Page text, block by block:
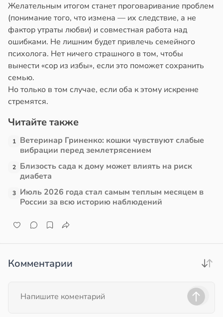
Желательным итогом станет проговаривание проблем
(понимание того, что измена — их следствие, а не
фактор утраты любви) и совместная работа над
ошибками. Не лишним будет привлечь семейного
психолога. Нет ничего страшного в том, чтобы
вынести «сор из избы», если это поможет сохранить
семью.
Но только в том случае, если оба к этому искренне
стремятся.
Читайте также
1 Ветеринар Гриненко: кошки чувствуют слабые
вибрации перед землетрясением
2 Близость сада к дому может влиять на риск
диабета
3 Июль 2026 года стал самым теплым месяцем в
России за всю историю наблюдений
Комментарии